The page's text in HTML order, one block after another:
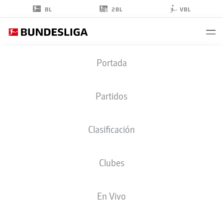
BL 2BL VBL
Portada
Partidos
Clasificación
Clubes
En Vivo